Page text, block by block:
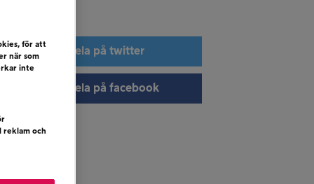
Dela på twitter
Dela på facebook
för att
när som
inte
reklam och